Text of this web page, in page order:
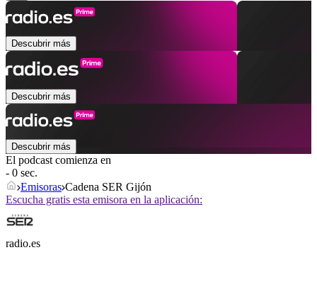
Descubrir más
Descubrir más
Descubrir más
El podcast comienza en
- 0 sec.
Emisoras Cadena SER Gijón
Escucha gratis esta emisora en la aplicación:
radio.es